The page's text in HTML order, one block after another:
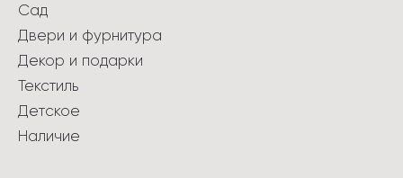
Сад
Двери и фурнитура
Декор и подарки
Текстиль
Детское
Наличие